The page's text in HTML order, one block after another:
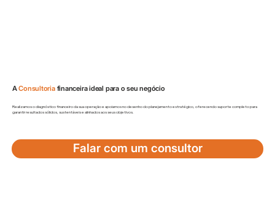
AConsultoriafinanceira ideal para o seu negócio
Realizamos o diagnóstico financeiro da sua operação e apoiamos no desenho do planejamento estratégico, oferecendo suporte completo para
garantir resultados sólidos, sustentáveis e alinhados aos seus objetivos.
Falar com um consultor